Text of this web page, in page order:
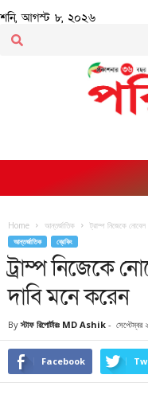
শনি, আগস্ট ৮, ২০২৬
Home আন্তর্জাতিক ট্রাম্প নিজেকে
আন্তর্জাতিক ব্রেকিং
ট্রাম্প নিজেকে
দাবি মনে করেন
By স্টাফ রিপোর্টারঃ MD Ashik -
Facebook